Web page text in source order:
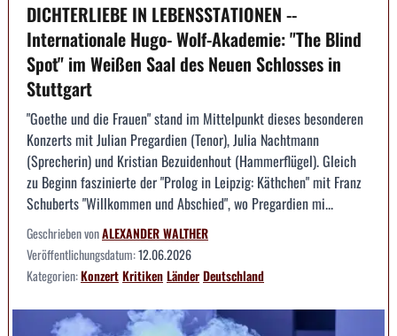
DICHTERLIEBE IN LEBENSSTATIONEN --
Internationale Hugo- Wolf-Akademie: "The Blind
Spot" im Weißen Saal des Neuen Schlosses in
Stuttgart
"Goethe und die Frauen" stand im Mittelpunkt dieses besonderen
Konzerts mit Julian Pregardien (Tenor), Julia Nachtmann
(Sprecherin) und Kristian Bezuidenhout (Hammerflügel). Gleich
zu Beginn faszinierte der "Prolog in Leipzig: Käthchen" mit Franz
Schuberts "Willkommen und Abschied", wo Pregardien mi...
Geschrieben vonALEXANDER WALTHER
Veröffentlichungsdatum:12.06.2026
Kategorien:KonzertKritikenLänderDeutschland